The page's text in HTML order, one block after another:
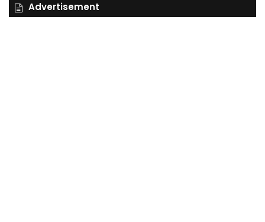
Advertisement